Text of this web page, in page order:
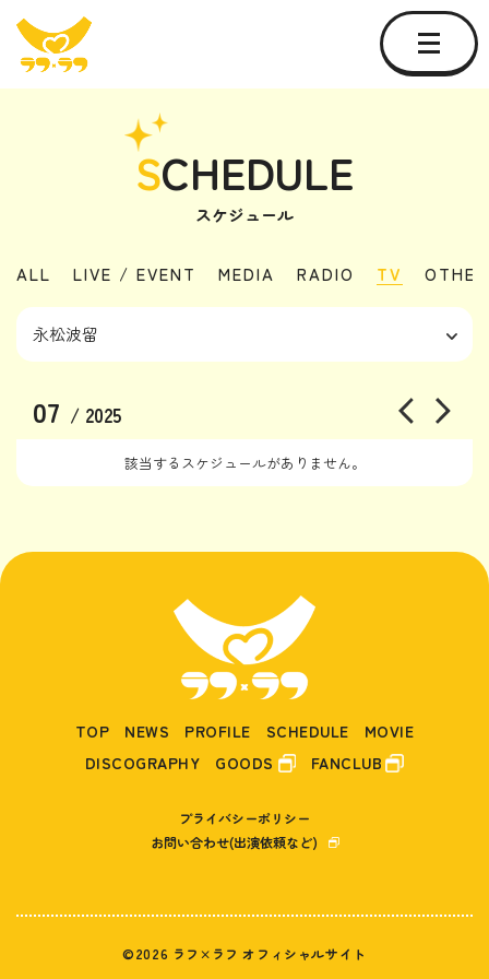
SCHEDULE
スケジュール
ALL LIVE / EVENT MEDIA RADIO TV OTHER
07 / 2025
該当するスケジュールがありません。
TOP NEWS PROFILE SCHEDULE
MOVIE
DISCOGRAPHY
GOODS FANCLUB
プライバシーポリシー
お問い合わせ(出演依頼など)
©2026 ラフ×ラフ オフィシャルサイト